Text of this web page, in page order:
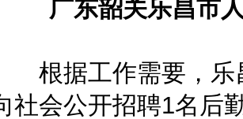
广东韶关乐昌市
根据工作需要，乐
社会公开招聘1名后